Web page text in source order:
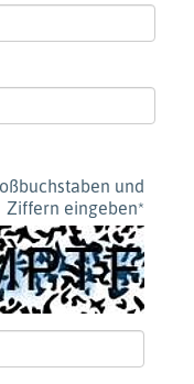
und
Ziffern eingeben*